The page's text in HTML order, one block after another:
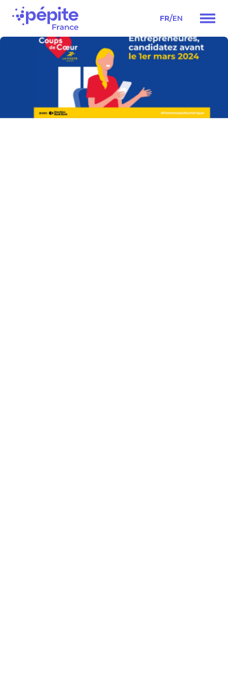
Navigation
principale
FR/EN